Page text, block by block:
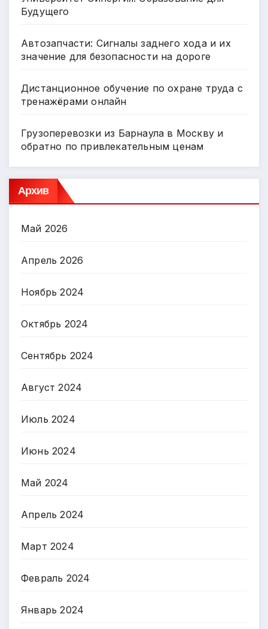
Будущего
Автозапчасти: Сигналы заднего хода и их
значение для безопасности на дороге
Дистанционное обучение по охране труда с
тренажёрами онлайн
Грузоперевозки из Барнаула в Москву и
обратно по привлекательным ценам
Архив
Май 2026
Апрель 2026
Ноябрь 2024
Октябрь 2024
Сентябрь 2024
Август 2024
Июль 2024
Июнь 2024
Май 2024
Апрель 2024
Март 2024
Февраль 2024
Январь 2024